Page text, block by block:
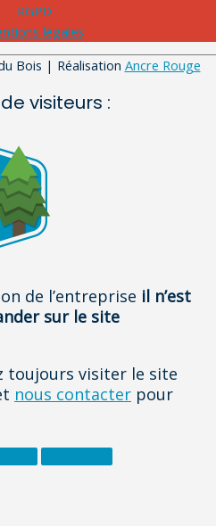
RGPD
légales
Bois | Réalisation Ancre Rouge
visiteurs :
de l’entreprise il n’est
sur le site
toujours visiter le site
nous contacter pour